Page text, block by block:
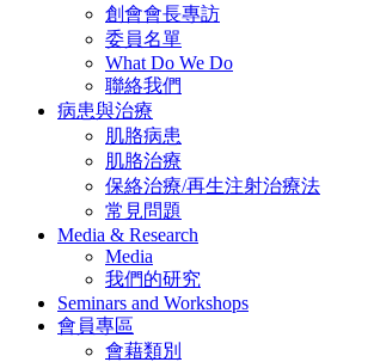
創會會長專訪
委員名單
What Do We Do
聯絡我們
病患與治療
肌胳病患
肌胳治療
保絡治療/再生注射治療法
常見問題
Media & Research
Media
我們的研究
Seminars and Workshops
會員專區
會藉類別